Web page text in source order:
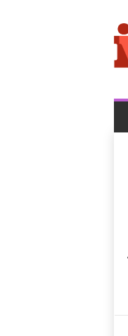
n
f
o
e
e